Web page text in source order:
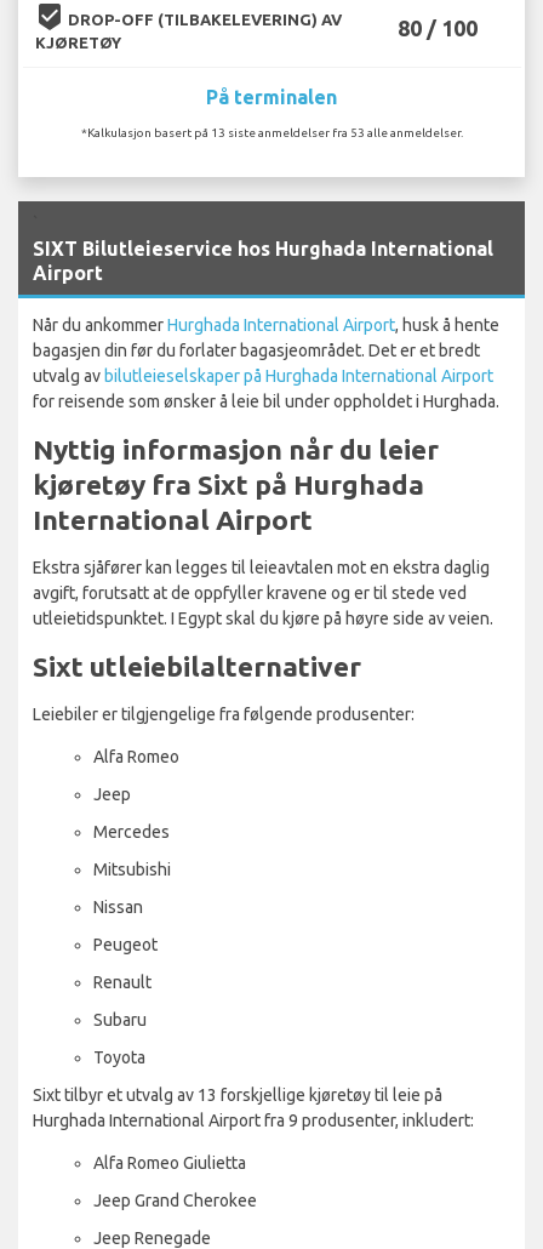
beenhere DROP-OFF (TILBAKELEVERING) AV
KJØRETØY
80 / 100
På terminalen
*Kalkulasjon basert på 13 siste anmeldelser fra 53 alle anmeldelser.
SIXT Bilutleieservice hos Hurghada International
Airport
Når du ankommerHurghada International Airport, husk å hente
bagasjen din før du forlater bagasjeområdet. Det er et bredt
utvalg avbilutleieselskaper på Hurghada International Airport
for reisende som ønsker å leie bil under oppholdet i Hurghada.
Nyttig informasjon når du leier
kjøretøy fra Sixt på Hurghada
International Airport
Ekstra sjåfører kan legges til leieavtalen mot en ekstra daglig
avgift, forutsatt at de oppfyller kravene og er til stede ved
utleietidspunktet. I Egypt skal du kjøre på høyre side av veien.
Sixt utleiebilalternativer
Leiebiler er tilgjengelige fra følgende produsenter:
Alfa Romeo
Jeep
Mercedes
Mitsubishi
Nissan
Peugeot
Renault
Subaru
Toyota
Sixt tilbyr et utvalg av 13 forskjellige kjøretøy til leie på
Hurghada International Airport fra 9 produsenter, inkludert:
Alfa Romeo Giulietta
Jeep Grand Cherokee
Jeep Renegade